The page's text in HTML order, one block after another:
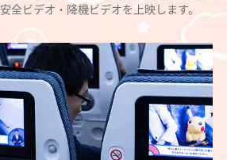
全ビデオ・降機ビデオを上映します。